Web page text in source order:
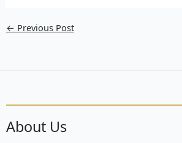
← Previous Post
About Us